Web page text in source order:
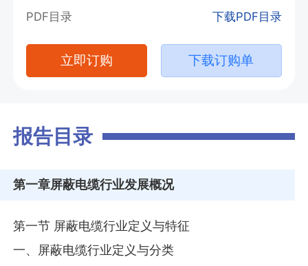
PDF目录 下载PDF目录
立即订购 下载订购单
报告目录
第一章屏蔽电缆行业发展概况
第一节 屏蔽电缆行业定义与特征
一、屏蔽电缆行业定义与分类